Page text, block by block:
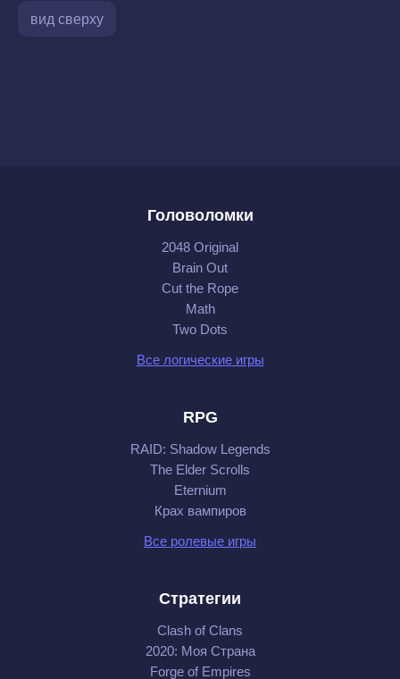
вид сверху
Головоломки
2048 Original
Brain Out
Cut the Rope
Math
Two Dots
Все логические игры
RPG
RAID: Shadow Legends
The Elder Scrolls
Eternium
Крах вампиров
Все ролевые игры
Стратегии
Clash of Clans
2020: Моя Cтрана
Forge of Empires